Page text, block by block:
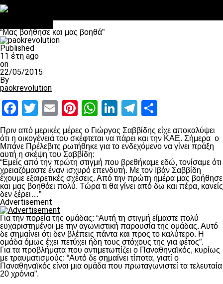
“Μας βοήθησε και μας βοηθά”
Published
11 έτη ago
on
22/05/2015
By
paokrevolution
Facebook
Twitter
EmailPinterest
WhatsApp
LinkedIn
Telegram
Πριν από μερικές μέρες ο Γιώργος Σαββίδης είχε αποκαλύψει
ότι η οικογένειά του σκέφτεται να πάρει και την ΚΑΕ. Σήμερα ο
Μπάνε Πρέλεβιτς ρωτήθηκε για το ενδεχόμενο να γίνει πράξη
αυτή η σκέψη του Σαββίδη:
“Εμείς από την πρώτη στιγμή που βρεθήκαμε εδώ, τονίσαμε ότι
χρειαζόμαστε έναν ισχυρό επενδυτή. Με τον Ιβάν Σαββίδη
έχουμε εξαιρετικές σχέσεις. Από την πρώτη ημέρα μας βοήθησε
και μας βοηθάει πολύ. Τώρα τι θα γίνει από δω και πέρα, κανείς
δεν ξέρει…”
Advertisement
Για την πορεία της ομάδας: “Αυτή τη στιγμή είμαστε πολύ
ευχαριστημένοι με την αγωνιστική παρουσία της ομάδας. Αυτό
δε σημαίνει ότι δεν βλέπεις πάντα και προς το καλύτερο. Η
ομάδα όμως έχει πετύχει ήδη τους στόχους της για φέτος”.
Για τα προβλήματα που αντιμετωπίζει ο Παναθηναϊκός, κυρίως
με τραυματισμούς: “Αυτό δε σημαίνει τίποτα, γιατί ο
Παναθηναϊκός είναι μια ομάδα που πρωταγωνιστεί τα τελευταία
20 χρόνια”.